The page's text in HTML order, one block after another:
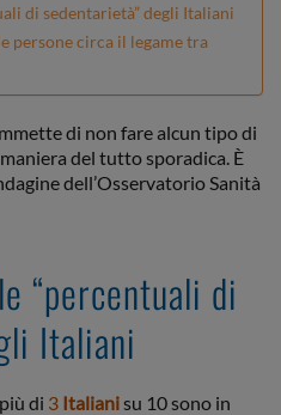
di sedentarietà” degli Italiani
persone circa il legame tra
di non fare alcun tipo di
del tutto sporadica. È
dell’Osservatorio Sanità
“percentuali di
Italiani
di 3 Italianisu 10 sono in